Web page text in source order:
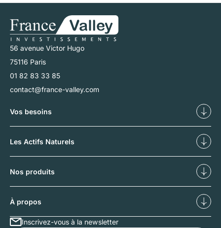
56 avenue Victor Hugo
75116 Paris
01 82 83 33 85
contact@france-valley.com
Vos besoins
Les Actifs Naturels
Nos produits
À propos
Qui sommes-nous ?
Inscrivez-vous à la newsletter